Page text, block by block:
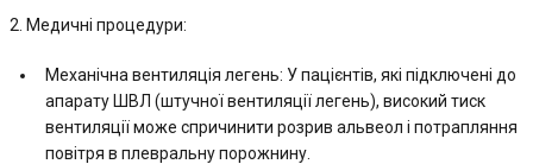
2. Медичні процедури:
Механічна вентиляція легень: У пацієнтів, які підключені до
апарату ШВЛ (штучної вентиляції легень), високий тиск
вентиляції може спричинити розрив альвеол і потрапляння
повітря в плевральну порожнину.